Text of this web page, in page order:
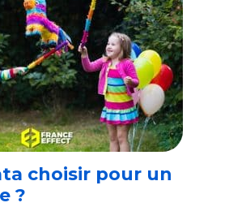
choisir pour un
?